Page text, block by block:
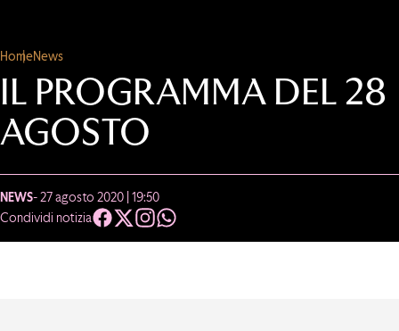
HomeNews
IL PROGRAMMA DEL 28
AGOSTO
NEWS- 27 agosto 2020 | 19:50
Condividi notizia